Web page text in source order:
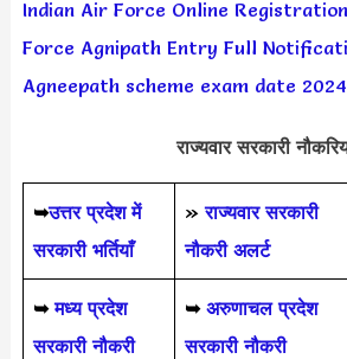
Indian Air Force Online
Force Agnipath Entry Full
Agneepath scheme exam date 2024
राज्यवार सरकारी
➥उत्तर प्रदेश में
सरकारी भर्तियाँ
»राज्यवार सरकारी
नौकरी अलर्ट
➥ मध्य प्रदेश
सरकारी नौकरी
➥ अरुणाचल प्रदेश
सरकारी नौकरी